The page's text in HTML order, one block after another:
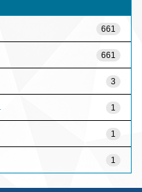
661
661
3
1
1
1